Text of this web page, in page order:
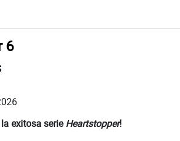
6
exitosa serie Heartstopper!